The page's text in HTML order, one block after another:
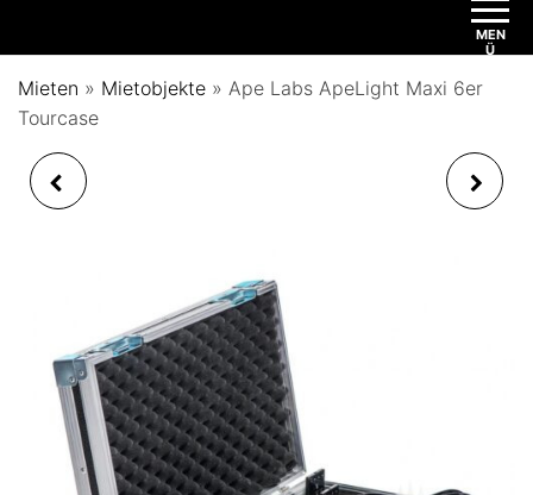
MEN
Ü
Mieten » Mietobjekte » Ape Labs ApeLight Maxi 6er
Tourcase
12ER CASE